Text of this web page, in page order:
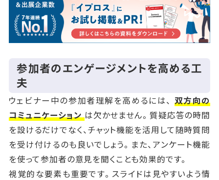
参加者のエンゲージメントを高める工
夫
ウェビナー中の参加者理解を高めるには、 双方向の
コミュニケーションは欠かせません。質疑応答の時間
を設けるだけでなく、チャット機能を活用して随時質問
を受け付けるのも良いでしょう。また、アンケート機能
を使って参加者の意見を聞くことも効果的です。
視覚的な要素も重要です。スライドは見やすいよう情